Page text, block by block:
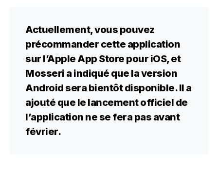
Actuellement, vous pouvez
précommander cette application
sur l’Apple App Store pour iOS, et
Mosseri a indiqué que la version
Android sera bientôt disponible. Il a
ajouté que le lancement officiel de
l’application ne se fera pas avant
février.